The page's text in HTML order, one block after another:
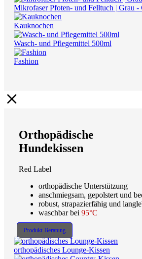
Mikrofaser Pfoten- und Felltuch | Grau -
Kauknochen
Wasch- und Pflegemittel 500ml
Fashion
Orthopädische
Hundekissen
Red Label
orthopädische Unterstützung
anschmiegsam, gepolstert und
robust, strapazierfähig und
waschbar bei 95°C
Produkt-Beratung
orthopädisches Lounge-Kissen